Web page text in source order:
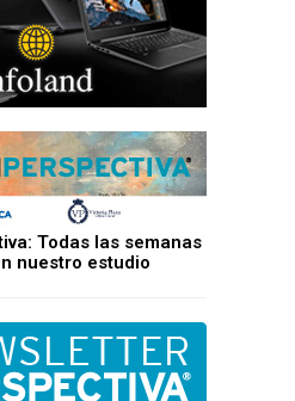
Todas las semanas
nuestro estudio